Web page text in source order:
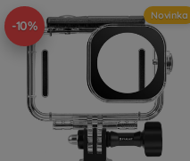
-10%
Novinka